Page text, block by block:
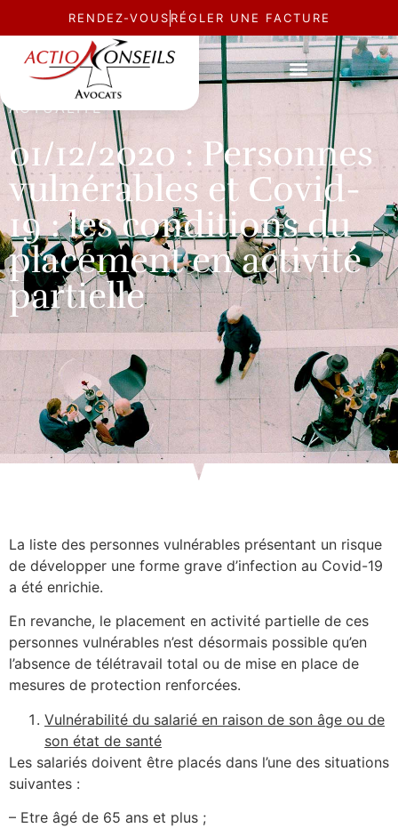
RENDEZ-VOUS RÉGLER UNE FACTURE
ACTUALITÉ
01/12/2020 : Personnes
vulnérables et Covid-
19 : les conditions du
placement en activité
partielle
La liste des personnes vulnérables présentant un risque
de développer une forme grave d’infection au Covid-19
a été enrichie.
En revanche, le placement en activité partielle de ces
personnes vulnérables n’est désormais possible qu’en
l’absence de télétravail total ou de mise en place de
mesures de protection renforcées.
Vulnérabilité du salarié en raison de son âge ou de
son état de santé
Les salariés doivent être placés dans l’une des situations
suivantes :
– Etre âgé de 65 ans et plus ;